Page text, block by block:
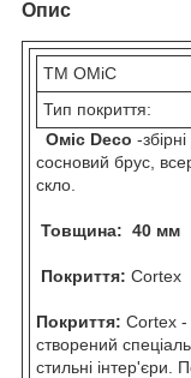
Опис
ТМ ОМіС
Тип покриття:
Оміс Deco -
сосновий брус,
скло.
Товщина: 40 мм
Покриття: Cortex
Покриття: Cortex -
створений
стильні інтер'єри.